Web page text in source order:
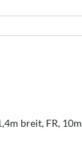
breit, FR, 10m